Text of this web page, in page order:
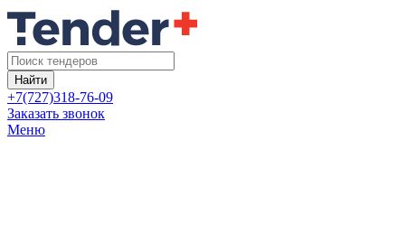
Найти
+7(727)318-76-09
Заказать звонок
Меню